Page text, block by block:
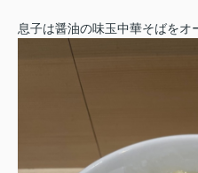
息子は醤油の味玉中華そばをオ